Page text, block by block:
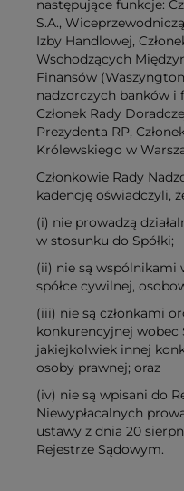
następujące funkcje:
S.A.,
Izby Handlowej,
Wschodzących
Finansów
nadzorczych banków i
Członek Rady
Prezydenta RP,
Królewskiego w
Członkowie Rady
kadencję oświadczyli,
(i) nie prowadzą
w stosunku do Spółki;
(ii) nie są wspólnikami
spółce cywilnej,
(iii) nie są członkami
konkurencyjnej wobec
jakiejkolwiek innej
osoby prawnej; oraz
(iv) nie są wpisani do
Niewypłacalnych
ustawy z dnia 20
Rejestrze Sądowym.